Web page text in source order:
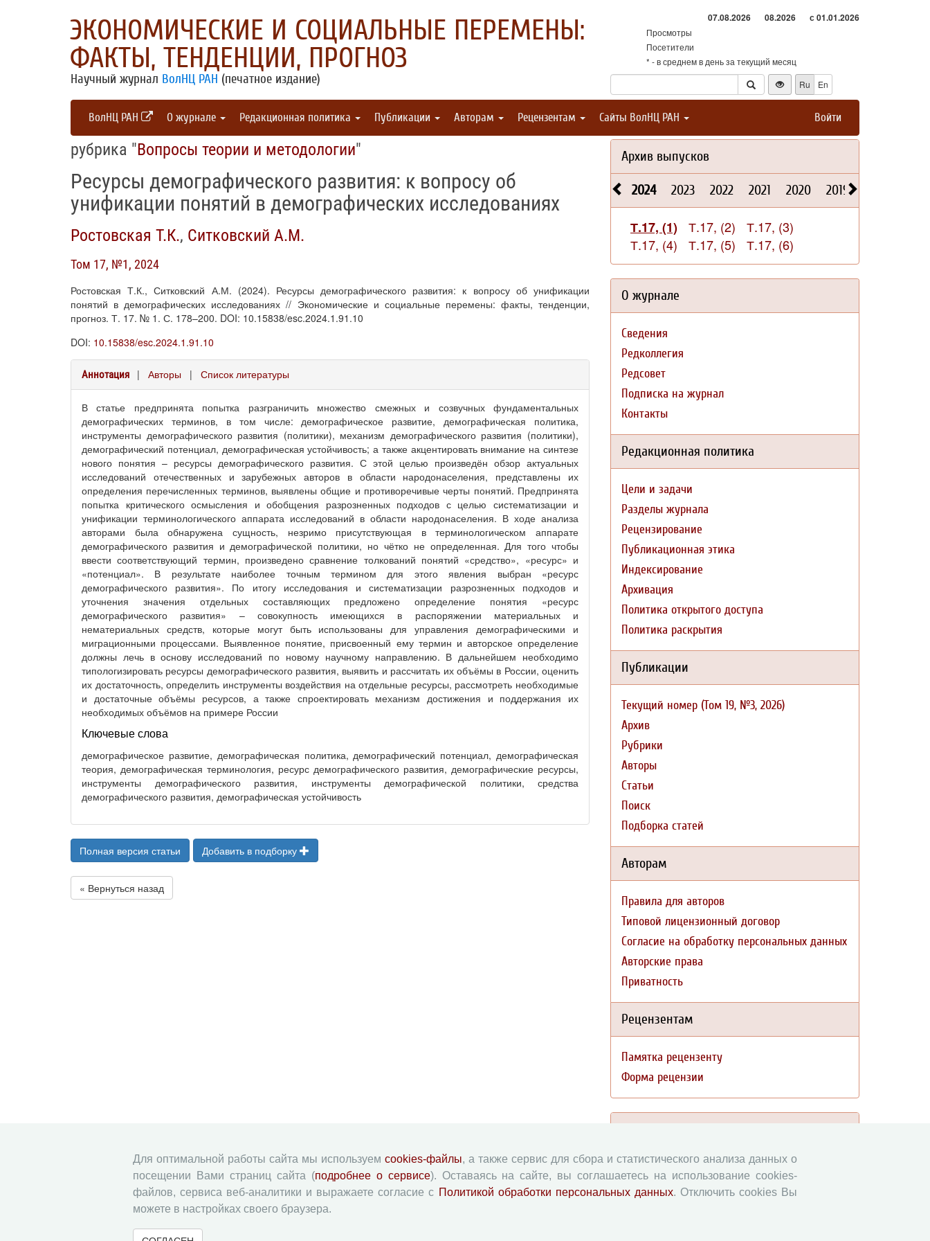
ЭКОНОМИЧЕСКИЕ И СОЦИАЛЬНЫЕ ПЕРЕМЕНЫ:
ФАКТЫ, ТЕНДЕНЦИИ, ПРОГНОЗ
Научный журнал ВолНЦ РАН (печатное издание)
07.08.2026 08.2026 с 01.01.2026
Просмотры
Посетители
* - в среднем в день за текущий месяц
Ru
En
ВолНЦ РАН О журнале Редакционная политика Публикации Авторам Рецензентам Сайты ВолНЦ РАН Войти
рубрика "Вопросы теории и методологии"
Ресурсы демографического развития: к вопросу об
унификации понятий в демографических исследованиях
Ростовская Т.К., Ситковский А.М.
Том 17, №1, 2024
Ростовская Т.К., Ситковский А.М. (2024). Ресурсы демографического развития: к вопросу об унификации
понятий в демографических исследованиях // Экономические и социальные перемены: факты, тенденции,
прогноз. Т. 17. № 1. С. 178–200. DOI: 10.15838/esc.2024.1.91.10
DOI: 10.15838/esc.2024.1.91.10
Аннотация | Авторы | Список литературы
В статье предпринята попытка разграничить множество смежных и созвучных фундаментальных
демографических терминов, в том числе: демографическое развитие, демографическая политика,
инструменты демографического развития (политики), механизм демографического развития (политики),
демографический потенциал, демографическая устойчивость; а также акцентировать внимание на синтезе
нового понятия – ресурсы демографического развития. С этой целью произведён обзор актуальных
исследований отечественных и зарубежных авторов в области народонаселения, представлены их
определения перечисленных терминов, выявлены общие и противоречивые черты понятий. Предпринята
попытка критического осмысления и обобщения разрозненных подходов с целью систематизации и
унификации терминологического аппарата исследований в области народонаселения. В ходе анализа
авторами была обнаружена сущность, незримо присутствующая в терминологическом аппарате
демографического развития и демографической политики, но чётко не определенная. Для того чтобы
ввести соответствующий термин, произведено сравнение толкований понятий «средство», «ресурс» и
«потенциал». В результате наиболее точным термином для этого явления выбран «ресурс
демографического развития». По итогу исследования и систематизации разрозненных подходов и
уточнения значения отдельных составляющих предложено определение понятия «ресурс
демографического развития» – совокупность имеющихся в распоряжении материальных и
нематериальных средств, которые могут быть использованы для управления демографическими и
миграционными процессами. Выявленное понятие, присвоенный ему термин и авторское определение
должны лечь в основу исследований по новому научному направлению. В дальнейшем необходимо
типологизировать ресурсы демографического развития, выявить и рассчитать их объёмы в России, оценить
их достаточность, определить инструменты воздействия на отдельные ресурсы, рассмотреть необходимые
и достаточные объёмы ресурсов, а также спроектировать механизм достижения и поддержания их
необходимых объёмов на примере России
Ключевые слова
демографическое развитие, демографическая политика, демографический потенциал, демографическая
теория, демографическая терминология, ресурс демографического развития, демографические ресурсы,
инструменты демографического развития, инструменты демографической политики, средства
демографического развития, демографическая устойчивость
Полная версия статьи Добавить в подборку
« Вернуться назад
Архив выпусков
2024 2023 2022 2021 2020 2019
Т.17, (1) Т.17, (2)
Т.17, (3)
Т.17, (4)
Т.17, (5) Т.17, (6)
О журнале
Сведения
Редколлегия
Редсовет
Подписка на журнал
Контакты
Редакционная политика
Цели и задачи
Разделы журнала
Рецензирование
Публикационная этика
Индексирование
Архивация
Политика открытого доступа
Политика раскрытия
Публикации
Текущий номер (Том 19, №3, 2026)
Архив
Рубрики
Авторы
Статьи
Поиск
Подборка статей
Авторам
Правила для авторов
Типовой лицензионный договор
Согласие на обработку персональных данных
Авторские права
Приватность
Рецензентам
Памятка рецензенту
Форма рецензии
Экономические и социальные перемены
Проблемы развития территории
Для оптимальной работы сайта мы используем cookies-файлы, а также сервис для сбора и статистического анализа данных о
посещении Вами страниц сайта (подробнее о сервисе). Оставаясь на сайте, вы соглашаетесь на использование cookies-
файлов, сервиса веб-аналитики и выражаете согласие с Политикой обработки персональных данных. Отключить cookies Вы
можете в настройках своего браузера.